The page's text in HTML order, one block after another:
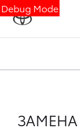
Debug Mode
ЗАМЕНА